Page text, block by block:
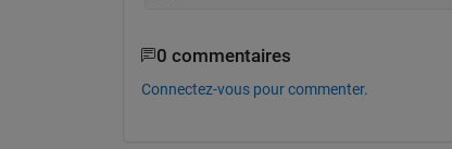
0 commentaires
Connectez-vous pour commenter.